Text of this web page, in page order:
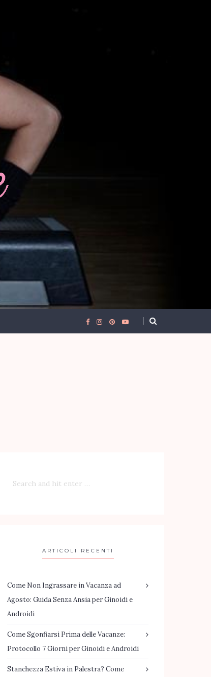
ARTICOLI RECENTI
Come Non Ingrassare in Vacanza ad
Agosto: Guida Senza Ansia per Ginoidi e
Androidi
Come Sgonfiarsi Prima delle Vacanze:
Protocollo 7 Giorni per Ginoidi e Androidi
Stanchezza Estiva in Palestra? Come